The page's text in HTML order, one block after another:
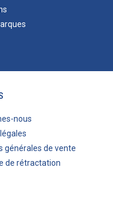
nous
générales de vente
de rétractation